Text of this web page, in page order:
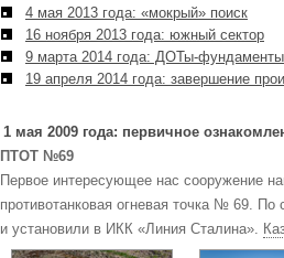
4 мая 2013 года: «мокрый» поиск
16 ноября 2013 года: южный сектор
9 марта 2014 года: ДОТы-фундаменты
19 апреля 2014 года: завершение
1 мая 2009 года: первичное
ПТОТ №69
Первое интересующее нас сооружение
противотанковая огневая точка № 69.
и установили в ИКК «Линия Сталина».